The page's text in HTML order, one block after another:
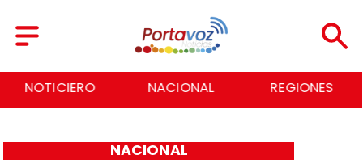
NACIONAL REGIONES ECONOMÍA
NACIONAL